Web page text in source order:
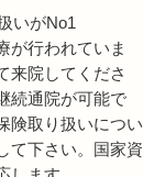
が行われていま
来院してくださ
続通院が可能で
険取り扱いについ
て下さい。国家資